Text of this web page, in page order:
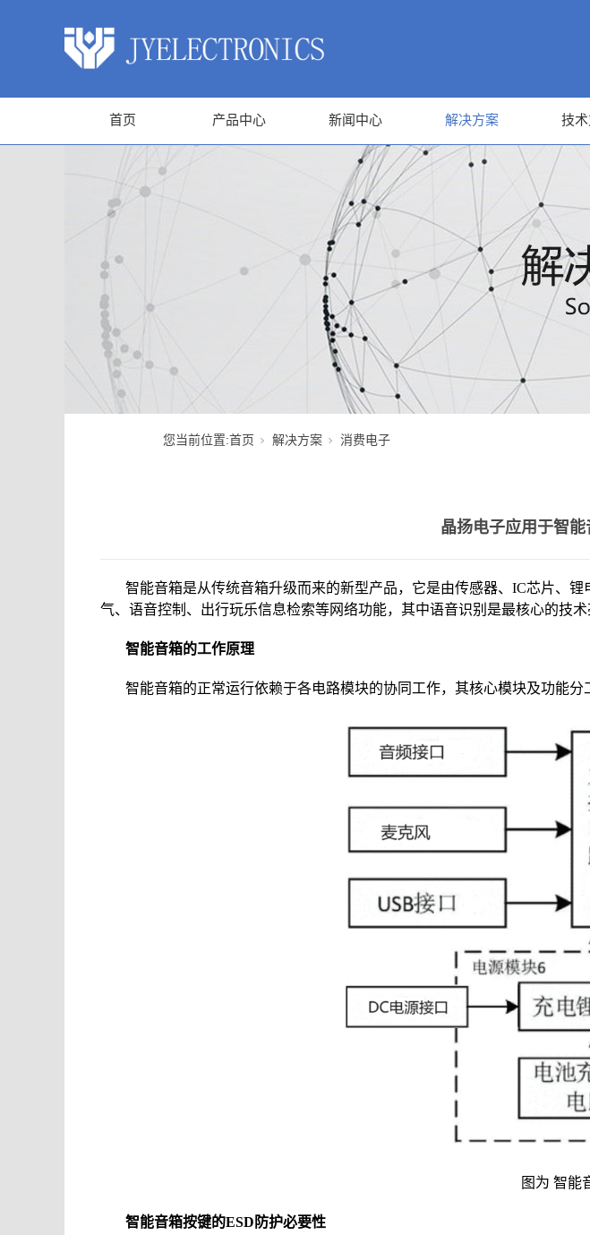
首页 产品中心 新闻中心 解决方案 技
您当前位置:首页 解决方案 消费电子
晶扬电子应用于智
智能音箱是从传统音箱升级而来的新型产品，它是由传感器、IC芯片、
气、语音控制、出行玩乐信息检索等网络功能，其中语音识别是最核心的技术
智能音箱的工作原理
智能音箱的正常运行依赖于各电路模块的协同工作，其核心模块及功能分
图为 智能
智能音箱按键的ESD防护必要性